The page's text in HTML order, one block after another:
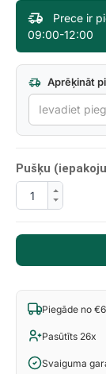
Prece ir
09:00-12:00
Aprēķināt
Pušķu
Piegāde no
Pasūtīts 26x
Svaiguma